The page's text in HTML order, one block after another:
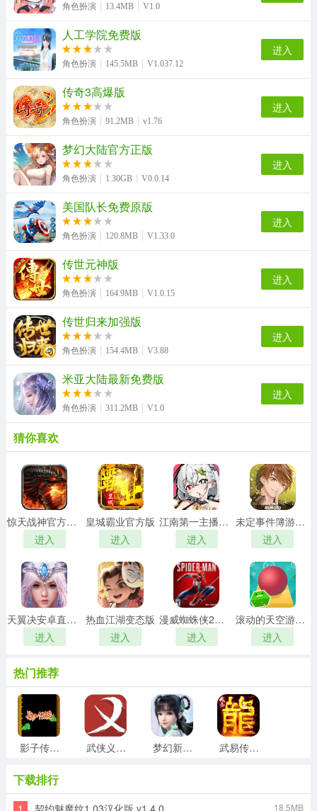
三国傲世无双单机手游版
角色扮演 13.4MB V1.0
人工学院免费版
角色扮演 145.5MB V1.037.12
进入
传奇3高爆版
角色扮演 91.2MB v1.76
进入
梦幻大陆官方正版
角色扮演 1.30GB V0.0.14
进入
美国队长免费原版
角色扮演 120.8MB V1.33.0
进入
传世元神版
角色扮演 164.9MB V1.0.15
进入
传世归来加强版
角色扮演 154.4MB V3.88
进入
米亚大陆最新免费版
角色扮演 311.2MB V1.0
进入
猜你喜欢
惊天战神官方最新版
进入
皇城霸业官方版
进入
江南第一主播公司免费原版
进入
未定事件簿游戏纯净版
进入
天翼决安卓直装版
进入
热血江湖变态版
进入
漫威蜘蛛侠2手机免费版
进入
滚动的天空游戏正版
进入
热门推荐
影子传说手游版 武侠义游戏官方版 梦幻新诛仙官方正版 武易传奇免费原版
下载排行
1 契约魅魔纹1.03汉化版 v1.4.0 18.5MB